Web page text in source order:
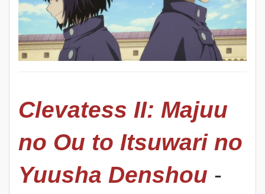
Clevatess II: Majuu
no Ou to Itsuwari no
Yuusha Denshou -